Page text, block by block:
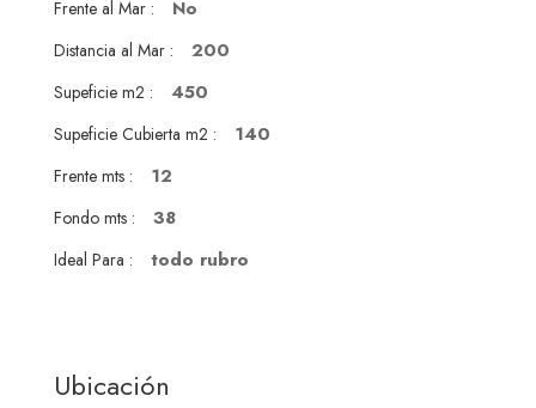
Frente al Mar : No
Distancia al Mar : 200
Supeficie m2 : 450
Supeficie Cubierta m2 : 140
Frente mts : 12
Fondo mts : 38
Ideal Para : todo rubro
Ubicación